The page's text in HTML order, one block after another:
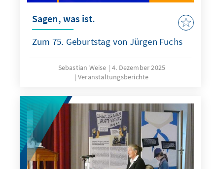
Sagen, was ist.
Zum 75. Geburtstag von Jürgen Fuchs
Sebastian Weise
4. Dezember 2025
Veranstaltungsberichte